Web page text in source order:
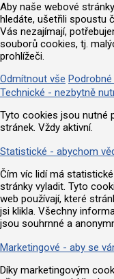
Aby naše webové
hledáte, ušetřili spoustu
Vás nezajímají,
souborů cookies, tj.
prohlížeči.
Odmítnout vše
Technické - nezbytně
Tyto cookies jsou nutné
stránek. Vždy aktivní.
Statistické - abychom
Čím víc lidí má
stránky vyladit. Tyto
web používají, které
jsi klikla. Všechny
jsou souhrnné a
Marketingové - aby se
Díky marketingovým